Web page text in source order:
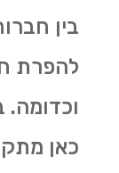
בין
להפרת
וכדומה.
כאן